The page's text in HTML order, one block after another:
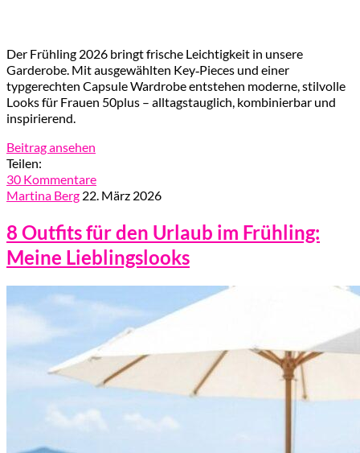
Der Frühling 2026 bringt frische Leichtigkeit in unsere
Garderobe. Mit ausgewählten Key‑Pieces und einer
typgerechten Capsule Wardrobe entstehen moderne, stilvolle
Looks für Frauen 50plus – alltagstauglich, kombinierbar und
inspirierend.
Beitrag ansehen
Teilen:
30 Kommentare
Martina Berg 22. März 2026
8 Outfits für den Urlaub im Frühling:
Meine Lieblingslooks